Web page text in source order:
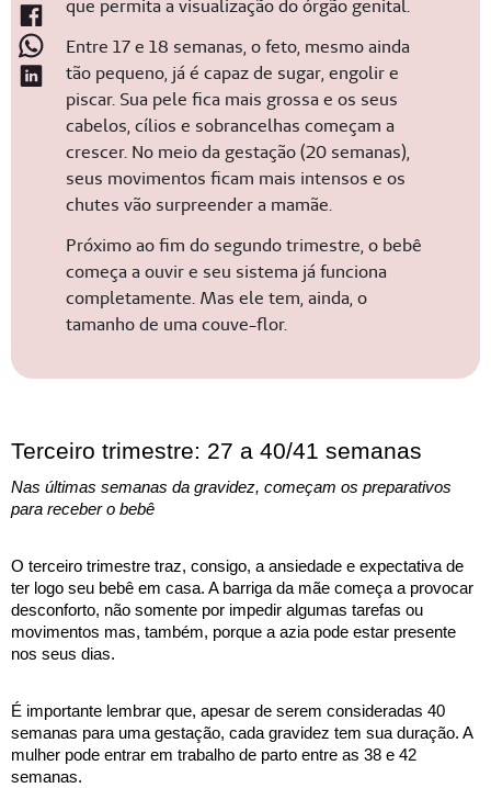
que permita a visualização do órgão genital.
Entre 17 e 18 semanas, o feto, mesmo ainda
tão pequeno, já é capaz de sugar, engolir e
piscar. Sua pele fica mais grossa e os seus
cabelos, cílios e sobrancelhas começam a
crescer. No meio da gestação (20 semanas),
seus movimentos ficam mais intensos e os
chutes vão surpreender a mamãe.
Próximo ao fim do segundo trimestre, o bebê
começa a ouvir e seu sistema já funciona
completamente. Mas ele tem, ainda, o
tamanho de uma couve-flor.
Terceiro trimestre: 27 a 40/41 semanas
Nas últimas semanas da gravidez, começam os preparativos
para receber o bebê
O terceiro trimestre traz, consigo, a ansiedade e expectativa de
ter logo seu bebê em casa. A barriga da mãe começa a provocar
desconforto, não somente por impedir algumas tarefas ou
movimentos mas, também, porque a azia pode estar presente
nos seus dias.
É importante lembrar que, apesar de serem consideradas 40
semanas para uma gestação, cada gravidez tem sua duração. A
mulher pode entrar em trabalho de parto entre as 38 e 42
semanas.